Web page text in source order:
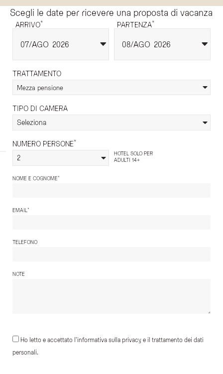
Scegli le date per ricevere una proposta di vacanza
ARRIVO*
07 AGO 2026
PARTENZA*
08 AGO 2026
TRATTAMENTO
Mezza pensione
TIPO DI CAMERA
Seleziona
NUMERO PERSONE*
2
HOTEL SOLO PER
ADULTI 14+
NOME E COGNOME*
EMAIL *
TELEFONO
NOTE
Ho letto e accettato l'informativa sulla privacy e il trattamento dei dati
personali.